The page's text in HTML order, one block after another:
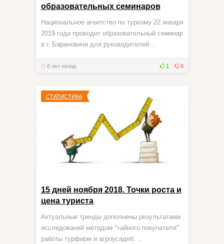
образовательных семинаров
Национальное агентство по туризму 22 января
2019 года проводит образовательный семинар
в г. Барановичи для руководителей ..
8 лет назад 1 0
СТАТИСТИКА
15 дней ноября 2018. Точки роста и
цена туриста
Актуальные тренды дополнены результатами
исследований методом "тайного покупателя"
работы турфирм и агроусадеб. ..